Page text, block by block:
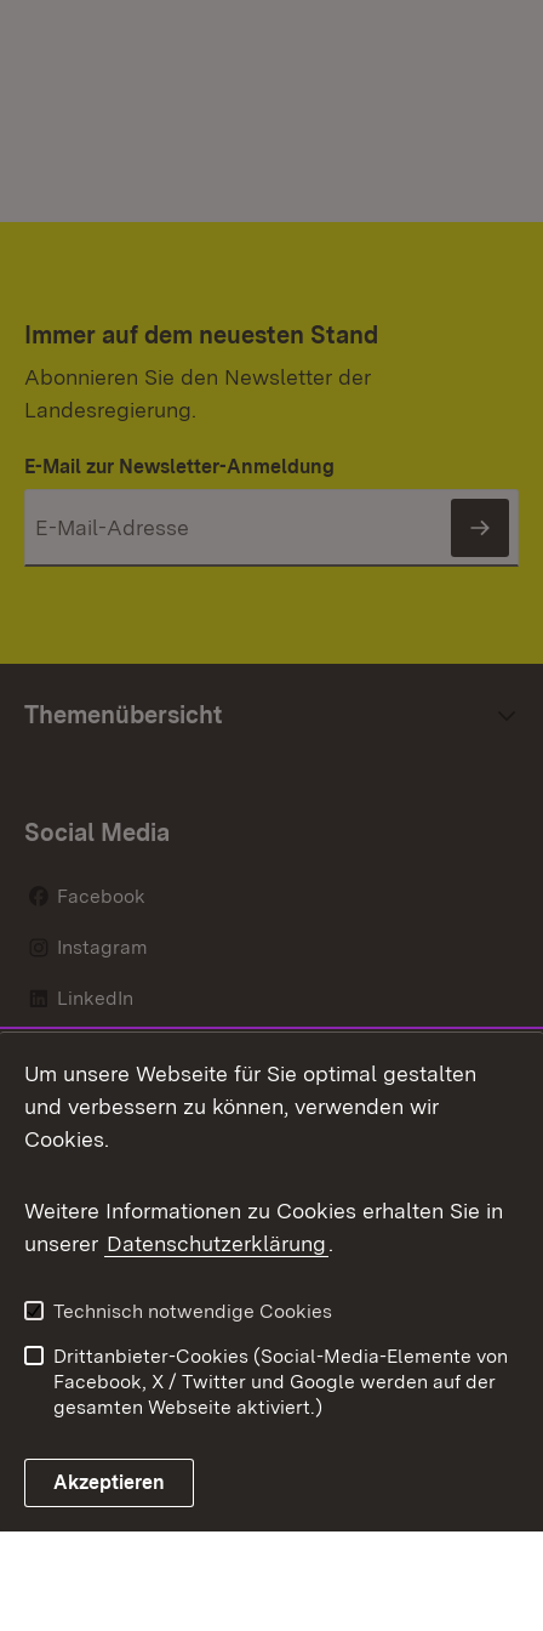
Immer auf dem neuesten Stand
Abonnieren Sie den Newsletter der
Landesregierung.
E-Mail zur Newsletter-Anmeldung
Themenübersicht
Social Media
Facebook
Instagram
LinkedIn
X / Twitter
Youtube
Link zum Landesportal
Kontakt
Datenschutz
Barrierefreiheit
Impressum
Cookies
Um unsere Webseite für Sie optimal gestalten
und verbessern zu können, verwenden wir
Cookies.
Weitere Informationen zu Cookies erhalten Sie in
unserer Datenschutzerklärung.
Technisch notwendige Cookies
Drittanbieter-Cookies (Social-Media-Elemente von
Facebook, X / Twitter und Google werden auf der
gesamten Webseite aktiviert.)
Akzeptieren